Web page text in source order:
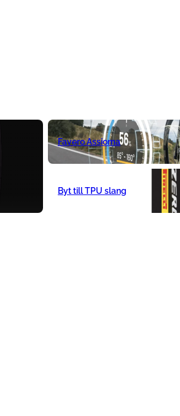
Favero Assioma
Byt till TPU slang